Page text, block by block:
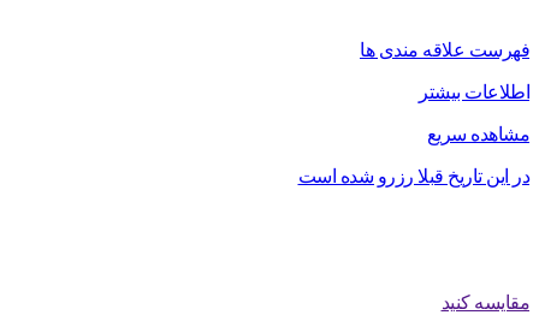
فهرست علاقه مندی ها
اطلاعات بیشتر
مشاهده سریع
در این تاریخ قبلا رزرو شده است
مقایسه کنید